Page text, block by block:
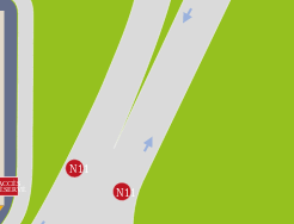
N11
N11
ACCÈS